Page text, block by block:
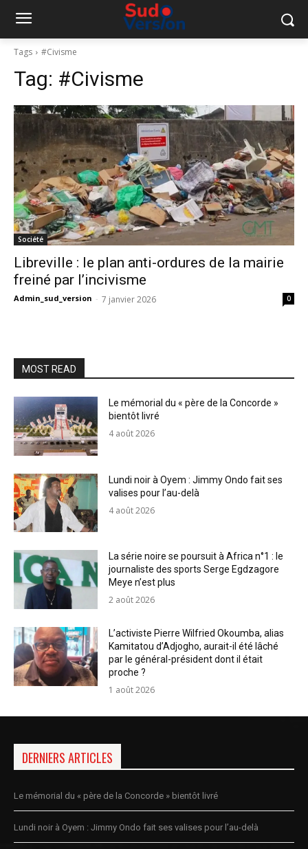
Tags #Civisme
Tag: #Civisme
Société
Libreville : le plan anti-ordures de la mairie
freiné par l’incivisme
Admin_sud_version - 7 janvier 2026 0
MOST READ
Le mémorial du « père de la Concorde »
bientôt livré
4 août 2026
Lundi noir à Oyem : Jimmy Ondo fait ses
valises pour l’au-delà
4 août 2026
La série noire se poursuit à Africa n°1 : le
journaliste des sports Serge Egdzagore
Meye n’est plus
2 août 2026
L’activiste Pierre Wilfried Okoumba, alias
Kamitatou d’Adjogho, aurait-il été lâché
par le général-président dont il était
proche ?
1 août 2026
DERNIERS ARTICLES
Le mémorial du « père de la Concorde » bientôt livré
Lundi noir à Oyem : Jimmy Ondo fait ses valises pour l’au-delà